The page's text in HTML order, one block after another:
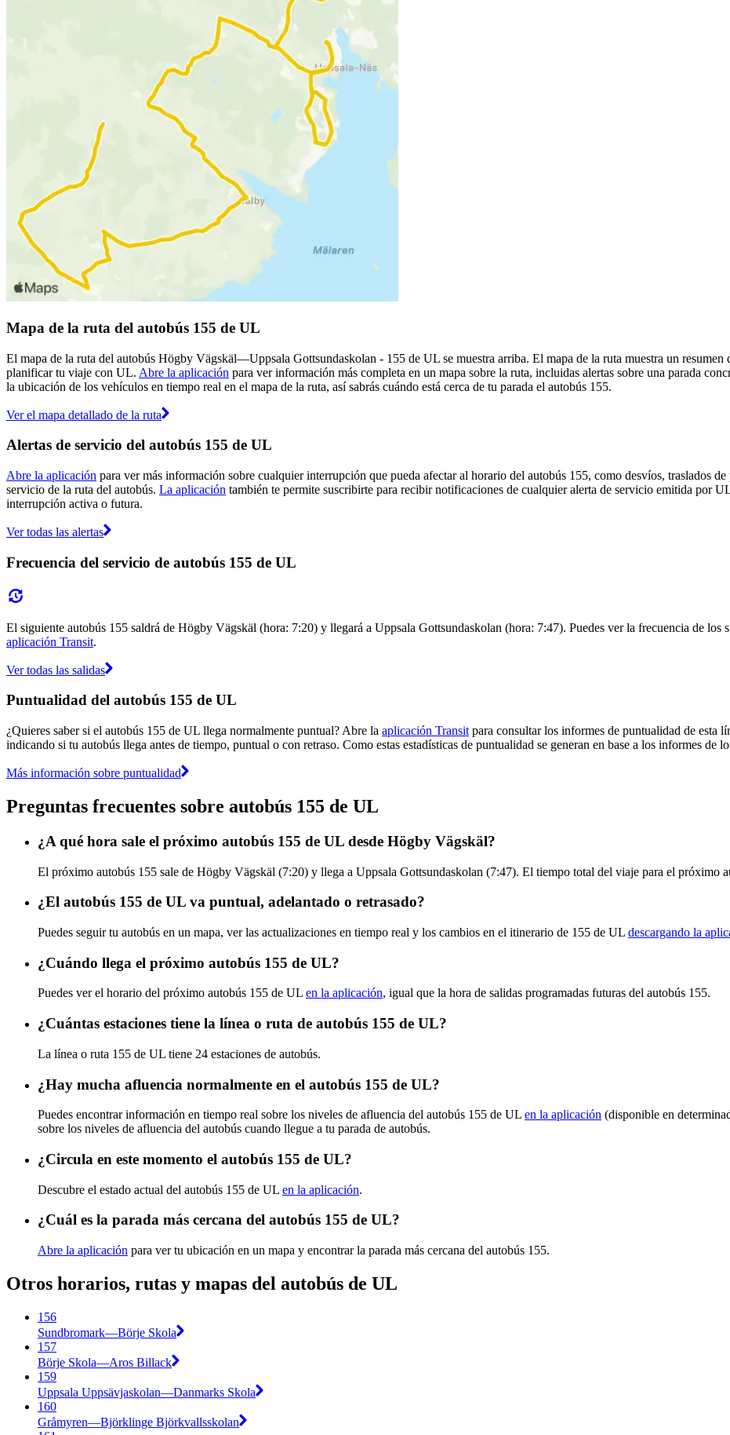
Mapa de la ruta del autobús 155 de UL
El mapa de la ruta del autobús Högby Vägskäl—Uppsala Gottsundaskolan - 155 de UL se muestra arriba. El mapa de la ruta muestra un resumen
planificar tu viaje con UL. Abre la aplicación para ver información más completa en un mapa sobre la ruta, incluidas alertas sobre una parada
la ubicación de los vehículos en tiempo real en el mapa de la ruta, así sabrás cuándo está cerca de tu parada el autobús 155.
Ver el mapa detallado de la ruta
Alertas de servicio del autobús 155 de UL
Abre la aplicación para ver más información sobre cualquier interrupción que pueda afectar al horario del autobús 155, como desvíos, traslados
servicio de la ruta del autobús. La aplicación también te permite suscribirte para recibir notificaciones de cualquier alerta de servicio emitida por
interrupción activa o futura.
Ver todas las alertas
Frecuencia del servicio de autobús 155 de UL
El siguiente autobús 155 saldrá de Högby Vägskäl (hora: 7:20) y llegará a Uppsala Gottsundaskolan (hora: 7:47). Puedes ver la frecuencia de los
aplicación Transit.
Ver todas las salidas
Puntualidad del autobús 155 de UL
¿Quieres saber si el autobús 155 de UL llega normalmente puntual? Abre la aplicación Transit para consultar los informes de puntualidad de esta
indicando si tu autobús llega antes de tiempo, puntual o con retraso. Como estas estadísticas de puntualidad se generan en base a los informes de
Más información sobre puntualidad
Preguntas frecuentes sobre autobús 155 de UL
¿A qué hora sale el próximo autobús 155 de UL desde Högby Vägskäl?
El próximo autobús 155 sale de Högby Vägskäl (7:20) y llega a Uppsala Gottsundaskolan (7:47). El tiempo total del viaje para el próximo
¿El autobús 155 de UL va puntual, adelantado o retrasado?
Puedes seguir tu autobús en un mapa, ver las actualizaciones en tiempo real y los cambios en el itinerario de 155 de UL descargando la
¿Cuándo llega el próximo autobús 155 de UL?
Puedes ver el horario del próximo autobús 155 de UL en la aplicación, igual que la hora de salidas programadas futuras del autobús 155.
¿Cuántas estaciones tiene la línea o ruta de autobús 155 de UL?
La línea o ruta 155 de UL tiene 24 estaciones de autobús.
¿Hay mucha afluencia normalmente en el autobús 155 de UL?
Puedes encontrar información en tiempo real sobre los niveles de afluencia del autobús 155 de UL en la aplicación (disponible en
sobre los niveles de afluencia del autobús cuando llegue a tu parada de autobús.
¿Circula en este momento el autobús 155 de UL?
Descubre el estado actual del autobús 155 de UL en la aplicación.
¿Cuál es la parada más cercana del autobús 155 de UL?
Abre la aplicación para ver tu ubicación en un mapa y encontrar la parada más cercana del autobús 155.
Otros horarios, rutas y mapas del autobús de UL
156
Sundbromark—Börje Skola
157
Börje Skola—Aros Billack
159
Uppsala Uppsävjaskolan—Danmarks Skola
160
Gråmyren—Björklinge Björkvallsskolan